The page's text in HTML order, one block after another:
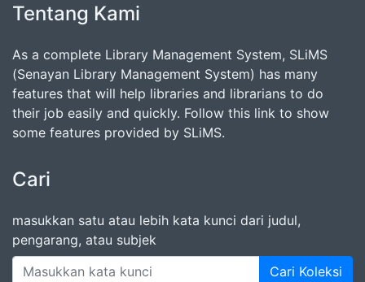
Tentang Kami
As a complete Library Management System, SLiMS
(Senayan Library Management System) has many
features that will help libraries and librarians to do
their job easily and quickly. Follow this link to show
some features provided by SLiMS.
Cari
masukkan satu atau lebih kata kunci dari judul,
pengarang, atau subjek
Cari Koleksi